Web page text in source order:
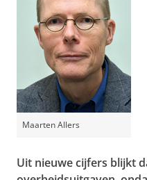
Maarten Allers
Uit nieuwe cijfers blijkt